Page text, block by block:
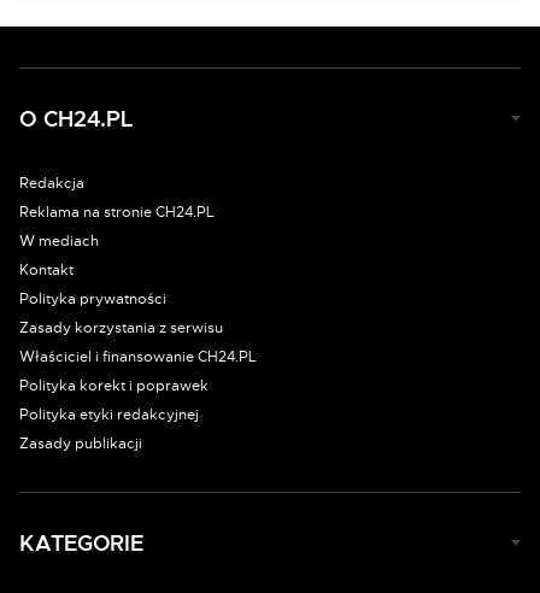
O CH24.PL
Redakcja
Reklama na stronie CH24.PL
W mediach
Kontakt
Polityka prywatności
Zasady korzystania z serwisu
Właściciel i finansowanie CH24.PL
Polityka korekt i poprawek
Polityka etyki redakcyjnej
Zasady publikacji
KATEGORIE